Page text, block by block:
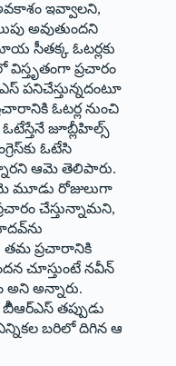
ఇవ్వాలని,
అవుతుందని
సీతక్క ఓటర్లకు
విస్తృతంగా ప్రచారం
పనిచేస్తున్నదంటూ
ఓటర్ల నుంచి
జూబ్లీహిల్స్‌
ఓటేసి
ఆమె తెలిపారు.
రోజులుగా
చేస్తున్నామని,
తమ ప్రచారానికి
చూస్తుంటే నవీన్‌
అన్నారు.
బీిఆర్‌ఎస్‌ తప్పుడు
బరిలో దిగిన ఆ